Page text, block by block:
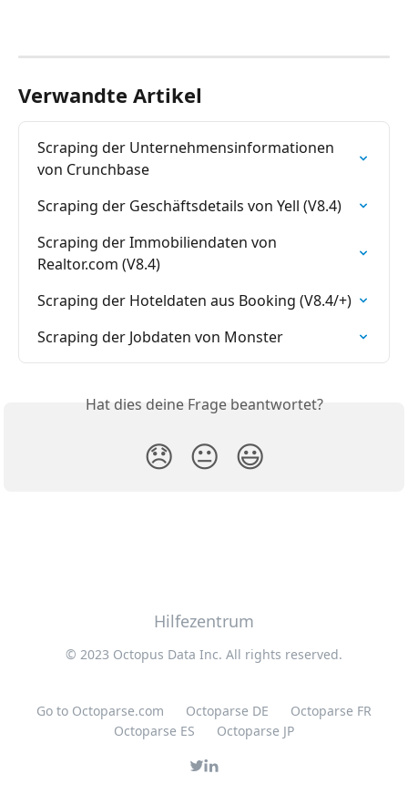
Verwandte Artikel
Scraping der Unternehmensinformationen
von Crunchbase
Scraping der Geschäftsdetails von Yell (V8.4)
Scraping der Immobiliendaten von
Realtor.com (V8.4)
Scraping der Hoteldaten aus Booking (V8.4/+)
Scraping der Jobdaten von Monster
Hat dies deine Frage beantwortet?
😞 😐 😃
Hilfezentrum
© 2023 Octopus Data Inc. All rights reserved.
Go to Octoparse.com Octoparse DE
Octoparse FR
Octoparse ES
Octoparse JP